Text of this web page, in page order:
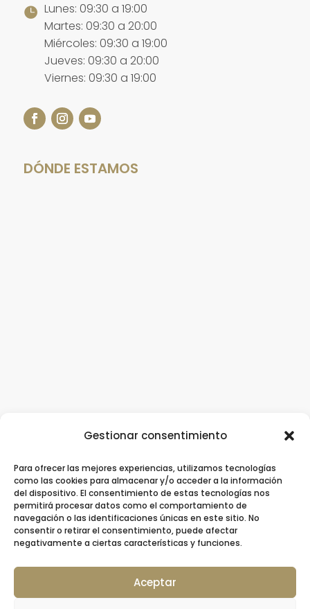
Gestionar consentimiento
Para ofrecer las mejores experiencias, utilizamos tecnologías
como las cookies para almacenar y/o acceder a la información
del dispositivo. El consentimiento de estas tecnologías nos
permitirá procesar datos como el comportamiento de
navegación o las identificaciones únicas en este sitio. No
consentir o retirar el consentimiento, puede afectar
negativamente a ciertas características y funciones.
Aceptar
 Lunes: 09:30 a 19:00
Martes: 09:30 a 20:00
Miércoles: 09:30 a 19:00
Jueves: 09:30 a 20:00
Viernes: 09:30 a 19:00
DÓNDE ESTAMOS
Clínica Dental Ziortza Ugarte/Implantes
dentales/Ortodoncia/Ortodoncia invisible
/Contacto
© 2026 Clínica Dental Ziortza Ugarte –